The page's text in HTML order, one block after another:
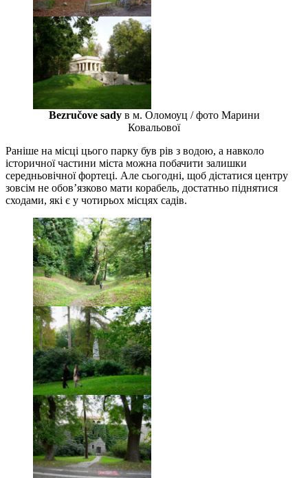
Bezručove sadyв м. Оломоуц / фото Марини
Ковальової
Раніше на місці цього парку був рів з водою, а навколо
історичної частини міста можна побачити залишки
середньовічної фортеці. Але сьогодні, щоб дістатися центру
зовсім не обов’язково мати корабель, достатньо піднятися
сходами, які є у чотирьох місцях садів.